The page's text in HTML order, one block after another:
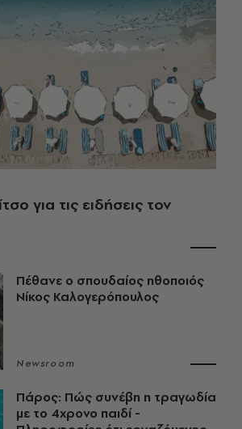
για τις ειδήσεις τον
Πέθανε ο σπουδαίος ηθοποιός
Νίκος Καλογερόπουλος
Newsroom
Πάρος: Πώς συνέβη η τραγωδία
με το 4χρονο παιδί -